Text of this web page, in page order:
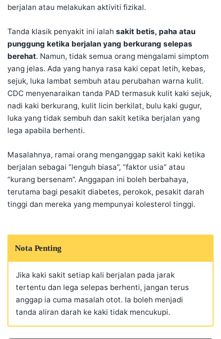
berjalan atau melakukan aktiviti fizikal.
Tanda klasik penyakit ini ialah sakit betis, paha atau
punggung ketika berjalan yang berkurang selepas
berehat. Namun, tidak semua orang mengalami simptom
yang jelas. Ada yang hanya rasa kaki cepat letih, kebas,
sejuk, luka lambat sembuh atau perubahan warna kulit.
CDC menyenaraikan tanda PAD termasuk kulit kaki sejuk,
nadi kaki berkurang, kulit licin berkilat, bulu kaki gugur,
luka yang tidak sembuh dan sakit ketika berjalan yang
lega apabila berhenti.
Masalahnya, ramai orang menganggap sakit kaki ketika
berjalan sebagai “lenguh biasa”, “faktor usia” atau
“kurang bersenam”. Anggapan ini boleh berbahaya,
terutama bagi pesakit diabetes, perokok, pesakit darah
tinggi dan mereka yang mempunyai kolesterol tinggi.
Nota Penting
Jika kaki sakit setiap kali berjalan pada jarak
tertentu dan lega selepas berhenti, jangan terus
anggap ia cuma masalah otot. Ia boleh menjadi
tanda aliran darah ke kaki tidak mencukupi.